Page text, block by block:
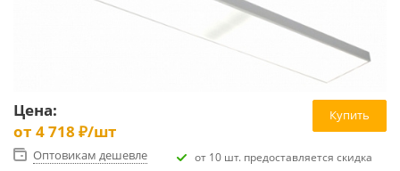
Цена:
от 4 718 ₽/шт
Купить
Оптовикам дешевле от 10 шт. предоставляется скидка